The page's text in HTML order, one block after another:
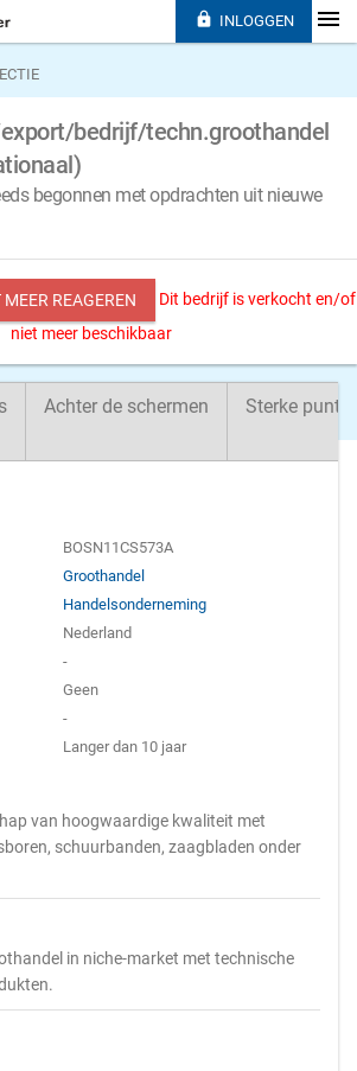
bedrijf/techn.groothandel
begonnen met opdrachten uit nieuwe
REAGEREN
Dit bedrijf is verkocht en/of
niet meer beschikbaar
Achter de schermen Sterke
BOSN11CS573A
Groothandel
Handelsonderneming
Nederland
-
Geen
-
Langer dan 10 jaar
van hoogwaardige kwaliteit met
schuurbanden, zaagbladen onder
in niche-market met technische
 INLOGGEN